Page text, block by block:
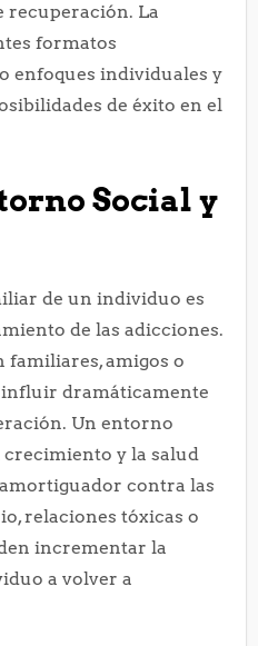
recuperación. La
formatos
enfoques individuales y
de éxito en el
Social y
de un individuo es
de las adicciones.
familiares, amigos o
influir dramáticamente
Un entorno
y la salud
contra las
relaciones tóxicas o
incrementar la
a volver a